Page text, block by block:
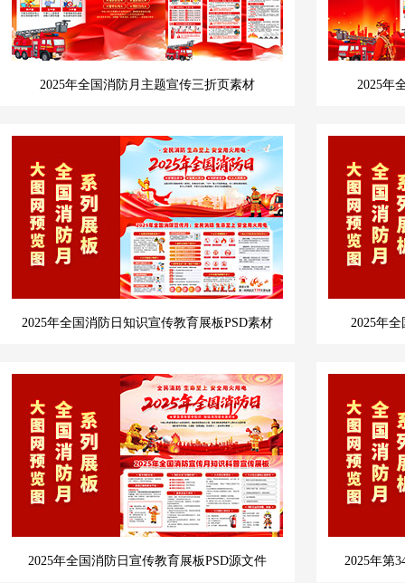
2025年全国消防月主题宣传三折页素材 2025年
2025年全国消防日知识宣传教育展板PSD素材 2025年
2025年全国消防日宣传教育展板PSD源文件 2025年第